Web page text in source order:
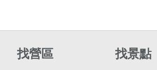
找營區 找景點